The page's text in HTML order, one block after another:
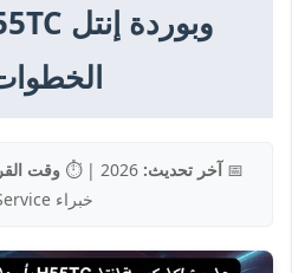
📅آخر تحديث: 2026 | ⏱️ وقت
خبراء Top Service